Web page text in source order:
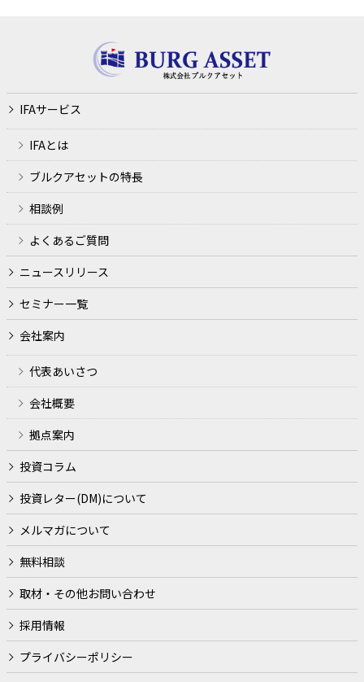
講演会、セミナー等の開催
金融商品仲介業務、生命保険募集業務、法律によりＦＰ事
務所が営むことのできる業務およびこれらに付随する業務
利用目的
ファイナンシャルプランナー業務、金融商品仲介業、生損
保代理店業務の遂行のため
各種セミナーの開催、金融商品の勧誘やサービス申込の受
付のため
犯罪による収益の移転防止に関する法律に基づくご本人さ
まの確認等や、金融サービスをご利用いただく資格等の確
認のため
取引や取引等における期日管理等、継続的なお取引におけ
適合性の原則等に照らした判断等、金融商品やサービスの
提供にかかる妥当性の判断のため
他の事業者等から個人情報の処理の全部または一部につい
て委託された場合等において、委託された当該業務を適切
に遂行するため
契約（当社とお客様との間の契約及び当社の業務に直接的
または間接的に関連する契約をいいます。）や法律等に基
づく権利の行使や義務の履行のため
市場調査、ならびにデータ分析やアンケートの実施等によ
る金融商品やサービスの研究や開発のため
ダイレクトメールの発送等、金融商品やサービスに関する
各種ご提案のため
提携会社等の商品やサービスの各種ご提案のため
IFAサービス
IFAとは
ブルクアセットの特長
相談例
よくあるご質問
ニュースリリース
セミナー一覧
会社案内
代表あいさつ
会社概要
拠点案内
投資コラム
投資レター(DM)について
メルマガについて
無料相談
取材・その他お問い合わせ
採用情報
プライバシーポリシー